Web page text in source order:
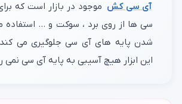
آی سی کش موجود در بازار است که
سی ها از روی برد ، سوکت و ... استفاده
شدن پایه های آی سی جلوگیری می کند.
این ابزار هیچ آسیبی به پایه آی سی نمی